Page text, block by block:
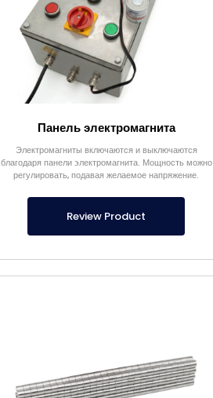
Панель электромагнита
Электромагниты включаются и выключаются
благодаря панели электромагнита. Мощность можно
регулировать, подавая желаемое напряжение.
Review Product